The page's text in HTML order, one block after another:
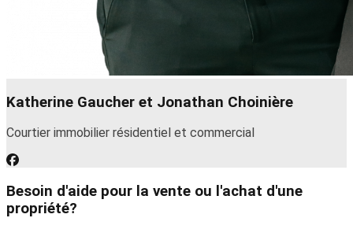
Katherine Gaucher et Jonathan Choinière
Courtier immobilier résidentiel et commercial
Besoin d'aide pour la vente ou l'achat d'une
propriété?